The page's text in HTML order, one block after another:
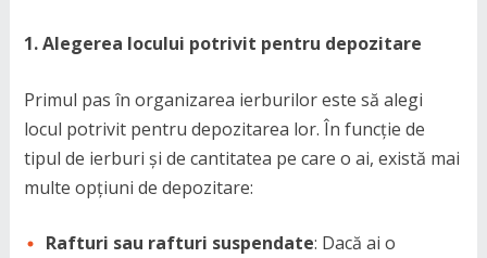
1. Alegerea locului potrivit pentru depozitare
Primul pas în organizarea ierburilor este să alegi
locul potrivit pentru depozitarea lor. În funcție de
tipul de ierburi și de cantitatea pe care o ai, există mai
multe opțiuni de depozitare:
Rafturi sau rafturi suspendate: Dacă ai o